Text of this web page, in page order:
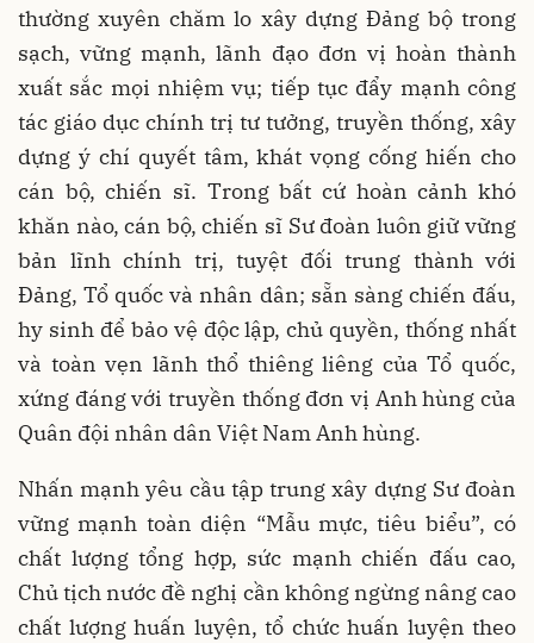
thường xuyên chăm lo xây dựng Đảng bộ trong
sạch, vững mạnh, lãnh đạo đơn vị hoàn thành
xuất sắc mọi nhiệm vụ; tiếp tục đẩy mạnh công
tác giáo dục chính trị tư tưởng, truyền thống, xây
dựng ý chí quyết tâm, khát vọng cống hiến cho
cán bộ, chiến sĩ. Trong bất cứ hoàn cảnh khó
khăn nào, cán bộ, chiến sĩ Sư đoàn luôn giữ vững
bản lĩnh chính trị, tuyệt đối trung thành với
Đảng, Tổ quốc và nhân dân; sẵn sàng chiến đấu,
hy sinh để bảo vệ độc lập, chủ quyền, thống nhất
và toàn vẹn lãnh thổ thiêng liêng của Tổ quốc,
xứng đáng với truyền thống đơn vị Anh hùng của
Quân đội nhân dân Việt Nam Anh hùng.
Nhấn mạnh yêu cầu tập trung xây dựng Sư đoàn
vững mạnh toàn diện “Mẫu mực, tiêu biểu”, có
chất lượng tổng hợp, sức mạnh chiến đấu cao,
Chủ tịch nước đề nghị cần không ngừng nâng cao
chất lượng huấn luyện, tổ chức huấn luyện theo